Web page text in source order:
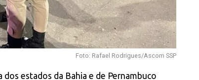
Foto: Rafael Rodrigues/Ascom SSP
estados da Bahia e de Pernambuco